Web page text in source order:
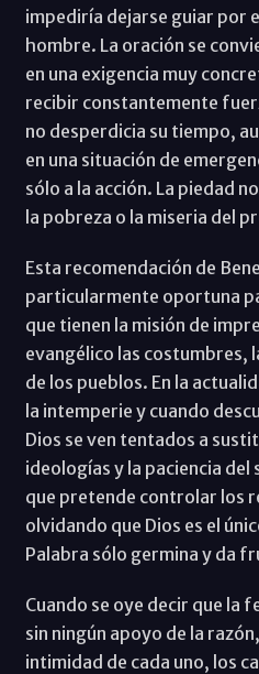
impediría dejarse guiar por
hombre. La oración se
en una exigencia muy
recibir constantemente
no desperdicia su tiempo,
en una situación de
sólo a la acción. La piedad
la pobreza o la miseria del
Esta recomendación de
particularmente oportuna
que tienen la misión de
evangélico las costumbres,
de los pueblos. En la
la intemperie y cuando
Dios se ven tentados a
ideologías y la paciencia
que pretende controlar los
olvidando que Dios es el
Palabra sólo germina y da
Cuando se oye decir que la
sin ningún apoyo de la
intimidad de cada uno, los